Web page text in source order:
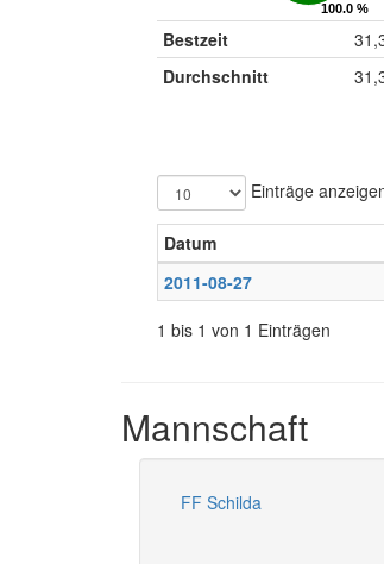
100.0 %
Gültig
100.0 %
Gültig
Bestzeit
Durchschnitt
Einträge
Datum
2011-08-27
1 bis 1 von 1 Einträgen
Mannschaft
FF Schilda